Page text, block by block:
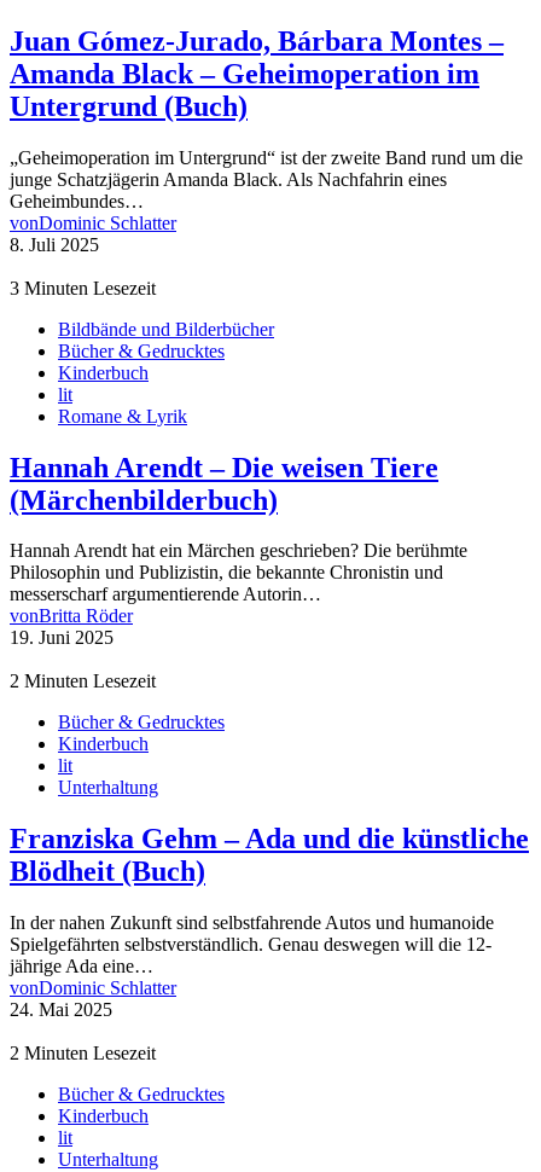
Juan Gómez-Jurado, Bárbara Montes –
Amanda Black – Geheimoperation im
Untergrund (Buch)
„Geheimoperation im Untergrund“ ist der zweite Band rund um die
junge Schatzjägerin Amanda Black. Als Nachfahrin eines
Geheimbundes…
vonDominic Schlatter
8. Juli 2025
3 Minuten Lesezeit
Bildbände und Bilderbücher
Bücher & Gedrucktes
Kinderbuch
lit
Romane & Lyrik
Hannah Arendt – Die weisen Tiere
(Märchenbilderbuch)
Hannah Arendt hat ein Märchen geschrieben? Die berühmte
Philosophin und Publizistin, die bekannte Chronistin und
messerscharf argumentierende Autorin…
vonBritta Röder
19. Juni 2025
2 Minuten Lesezeit
Bücher & Gedrucktes
Kinderbuch
lit
Unterhaltung
Franziska Gehm – Ada und die künstliche
Blödheit (Buch)
In der nahen Zukunft sind selbstfahrende Autos und humanoide
Spielgefährten selbstverständlich. Genau deswegen will die 12-
jährige Ada eine…
vonDominic Schlatter
24. Mai 2025
2 Minuten Lesezeit
Bücher & Gedrucktes
Kinderbuch
lit
Unterhaltung